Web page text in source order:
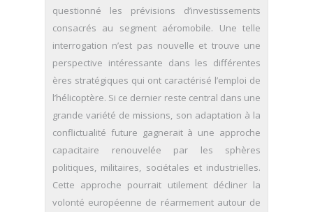
questionné les prévisions d’investissements
consacrés au segment aéromobile. Une telle
interrogation n’est pas nouvelle et trouve une
perspective intéressante dans les différentes
ères stratégiques qui ont caractérisé l’emploi de
l’hélicoptère. Si ce dernier reste central dans une
grande variété de missions, son adaptation à la
conflictualité future gagnerait à une approche
capacitaire renouvelée par les sphères
politiques, militaires, sociétales et industrielles.
Cette approche pourrait utilement décliner la
volonté européenne de réarmement autour de